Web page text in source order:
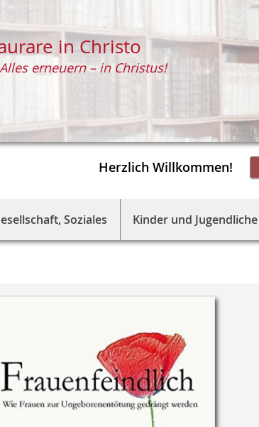
Herzlich Willkommen!
in Christo
Alles erneuern – in Christus!
Soziales Kinder und Jugendliche